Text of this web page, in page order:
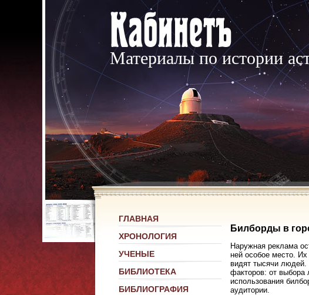
Материалы по истории
ГЛАВНАЯ
ХРОНОЛОГИЯ
УЧЕНЫЕ
БИБЛИОТЕКА
БИБЛИОГРАФИЯ
Билборды в
Наружная реклама
ней особое место.
видят тысячи людей.
факторов: от выбора
использования
аудитории.